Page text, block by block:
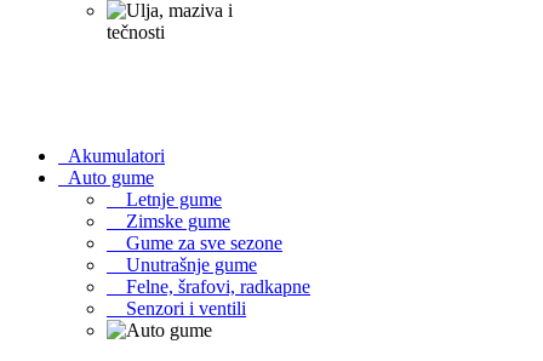
Akumulatori
Auto gume
Letnje gume
Zimske gume
Gume za sve sezone
Unutrašnje gume
Felne, šrafovi, radkapne
Senzori i ventili